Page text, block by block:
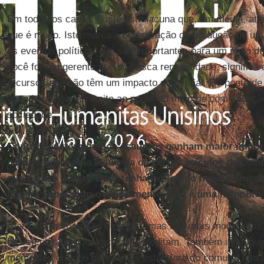
Em todos os casos existe esta lacuna que, em média,
que é muito. Isto marca a organização da produção de
os eventos políticos que são importantes para um meio
você for um gerente que só busca rentabilidade, significa
recursos que não têm um impacto comercial. Do ponto
agenda coloca um limite ao poder do meio de
sociedade.
Contudo, determinados assuntos ganham maior
calculo que é pela alavanca de certos veículos de
que o caso Lázaro Baez tenha explodido
Papers superando-o amplamente. Não é uma
Claro, há intervenção e efeitos, mas são mais
os veículos de comunicação acreditam. Também influi
momentos em que os eventos estão fora do comum. Isto